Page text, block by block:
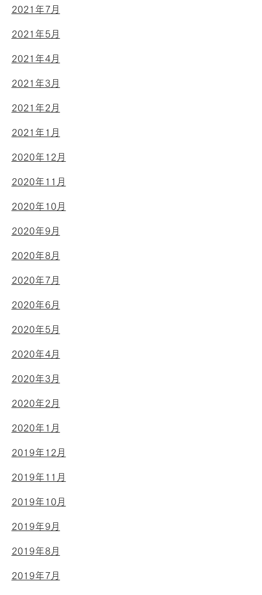
2021年7月
2021年5月
2021年4月
2021年3月
2021年2月
2021年1月
2020年12月
2020年11月
2020年10月
2020年9月
2020年8月
2020年7月
2020年6月
2020年5月
2020年4月
2020年3月
2020年2月
2020年1月
2019年12月
2019年11月
2019年10月
2019年9月
2019年8月
2019年7月